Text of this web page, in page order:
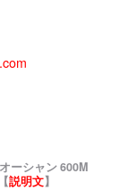
ーシャン 600M
説明文】